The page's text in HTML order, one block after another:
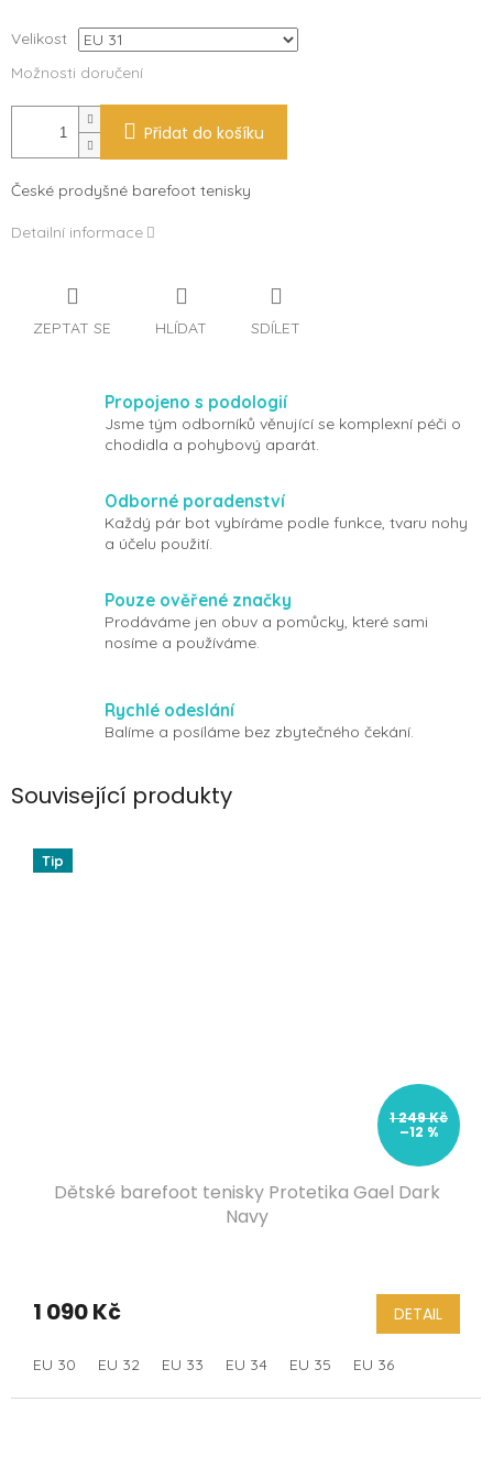
Velikost
Možnosti doručení
Přidat do košíku
České prodyšné barefoot tenisky
Detailní informace
ZEPTAT SE HLÍDAT SDÍLET
Propojeno s podologií
Jsme tým odborníků věnující se komplexní péči o
chodidla a pohybový aparát.
Odborné poradenství
Každý pár bot vybíráme podle funkce, tvaru nohy
a účelu použití.
Pouze ověřené značky
Prodáváme jen obuv a pomůcky, které sami
nosíme a používáme.
Rychlé odeslání
Balíme a posíláme bez zbytečného čekání.
Související produkty
Tip
1 249 Kč
–12 %
Dětské barefoot tenisky Protetika Gael Dark
Navy
1 090 Kč DETAIL
EU 30 EU 32 EU 33 EU 34 EU 35 EU 36